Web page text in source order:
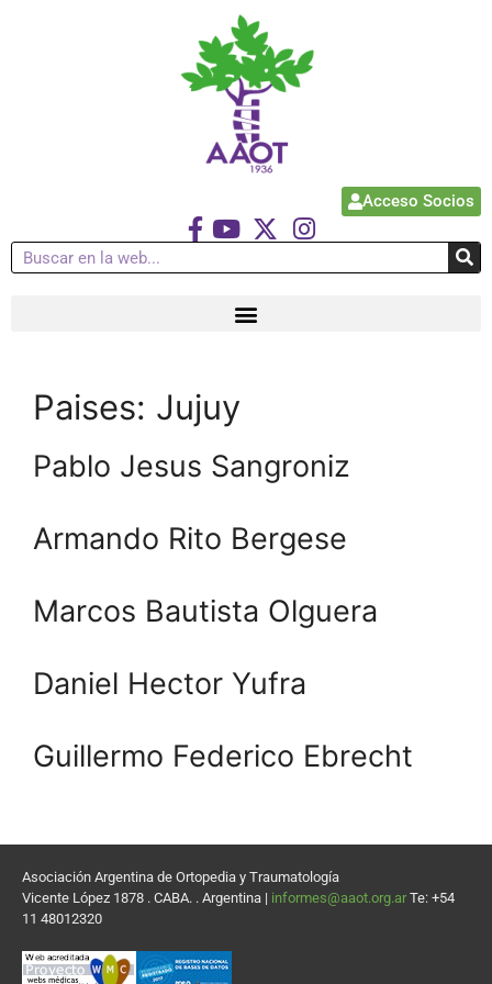
Acceso Socios
Paises: Jujuy
Pablo Jesus Sangroniz
Armando Rito Bergese
Marcos Bautista Olguera
Daniel Hector Yufra
Guillermo Federico Ebrecht
Asociación Argentina de Ortopedia y Traumatología
Vicente López 1878 . CABA. . Argentina | informes@aaot.org.ar Te: +54
11 48012320